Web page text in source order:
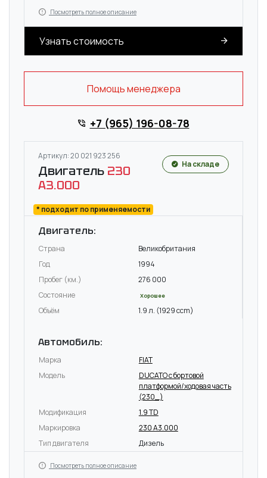
Посмотреть полное описание
Узнать стоимость
Помощь менеджера
+7 (965) 196-08-78
Артикул: 20 021 923 256
Двигатель 230
A3.000
* подходит по применяемости
На складе
Двигатель:
Страна
Великобритания
Год
1994
Пробег (км.)
276 000
Состояние
Хорошее
Объём 1.9 л. (1929 ccm)
Автомобиль:
Марка
FIAT
Модель
DUCATO c бортовой
платформой/ходовая часть
(230_)
Модификация
1.9 TD
Маркировка
230 A3.000
Тип двигателя
Дизель
Посмотреть полное описание